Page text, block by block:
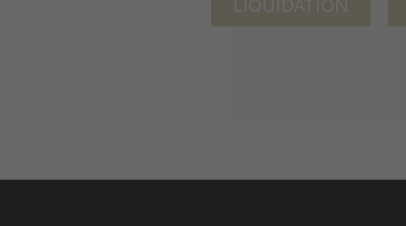
LIQUIDATION